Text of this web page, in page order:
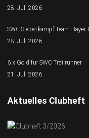
28. Juli 2026
SWC Siebenkampf Team
28. Juli 2026
6 x Gold für SWC Trailrunner
21. Juli 2026
Aktuelles Clubheft